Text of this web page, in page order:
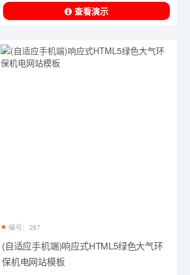
查看演示
编号：287
(自适应手机端)响应式HTML5绿色大气环
保机电网站模板